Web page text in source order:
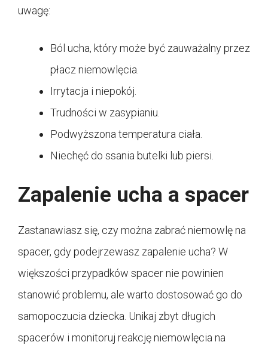
uwagę:
Ból ucha, który może być zauważalny przez
płacz niemowlęcia.
Irrytacja i niepokój.
Trudności w zasypianiu.
Podwyższona temperatura ciała.
Niechęć do ssania butelki lub piersi.
Zapalenie ucha a spacer
Zastanawiasz się, czy można zabrać niemowlę na
spacer, gdy podejrzewasz zapalenie ucha? W
większości przypadków spacer nie powinien
stanowić problemu, ale warto dostosować go do
samopoczucia dziecka. Unikaj zbyt długich
spacerów i monitoruj reakcję niemowlęcia na